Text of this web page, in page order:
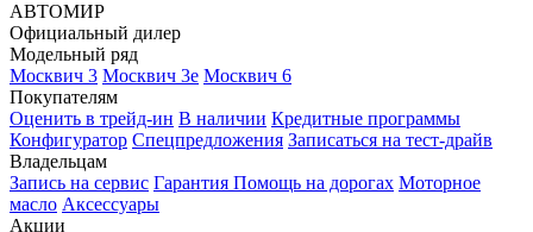
АВТОМИР
Официальный дилер
Модельный ряд
Москвич 3 Москвич 3е Москвич 6
Покупателям
Оценить в трейд-ин В наличии Кредитные программы
Конфигуратор Спецпредложения Записаться на тест-драйв
Владельцам
Запись на сервис Гарантия Помощь на дорогах Моторное
масло Аксессуары
Акции